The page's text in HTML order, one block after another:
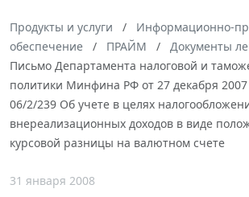
Продукты и услуги
Информационно-
обеспечение
ПРАЙМ
Документы
Письмо Департамента налоговой и
политики Минфина РФ от 27 декабря 2007
06/2/239 Об учете в целях
внереализационных доходов в виде
курсовой разницы на валютном счете
31 января 2008